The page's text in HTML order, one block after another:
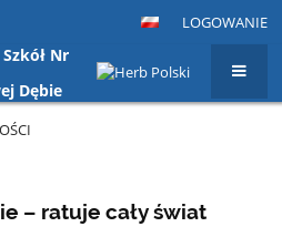
LOGOWANIE
Szkół Nr
Dębie
– ratuje cały świat